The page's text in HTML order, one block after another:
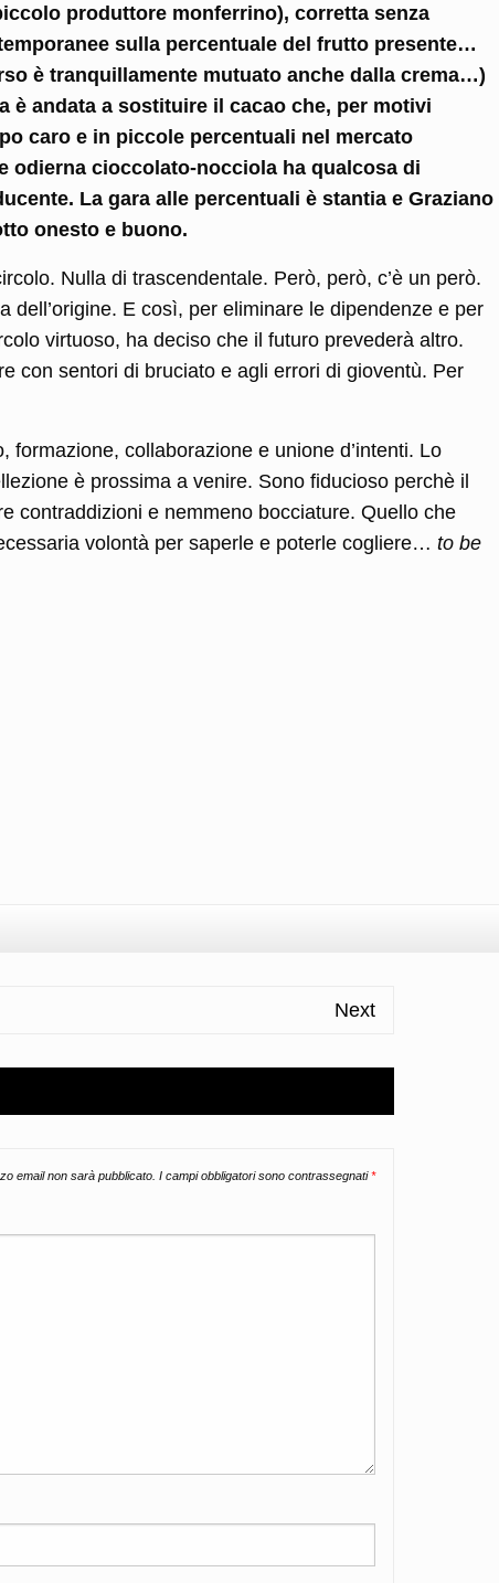
produttore monferrino), corretta senza
sulla percentuale del frutto presente…
è tranquillamente mutuato anche dalla crema…)
è andata a sostituire il cacao che, per motivi
caro e in piccole percentuali nel mercato
odierna cioccolato-nocciola ha qualcosa di
La gara alle percentuali è stantia e Graziano
onesto e buono.
Nulla di trascendentale. Però, però, c’è un però.
dell’origine. E così, per eliminare le dipendenze e per
virtuoso, ha deciso che il futuro prevederà altro.
con sentori di bruciato e agli errori di gioventù. Per
formazione, collaborazione e unione d’intenti. Lo
è prossima a venire. Sono fiducioso perchè il
contraddizioni e nemmeno bocciature. Quello che
volontà per saperle e poterle cogliere… to be
Next
email non sarà pubblicato. I campi obbligatori sono contrassegnati*